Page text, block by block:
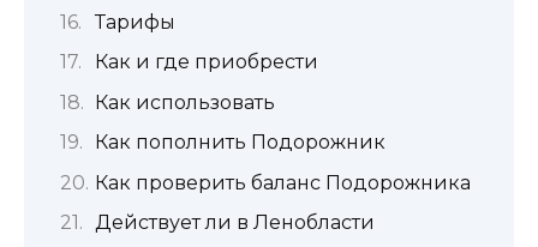
Тарифы
Как и где приобрести
Как использовать
Как пополнить Подорожник
Как проверить баланс Подорожника
Действует ли в Ленобласти